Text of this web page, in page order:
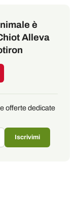
è
Alleva
offerte dedicate
Iscrivimi